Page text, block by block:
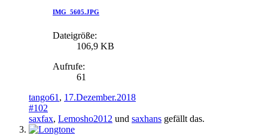
IMG_5605.JPG
Dateigröße:
106,9 KB
Aufrufe:
61
tango61 , 17.Dezember.2018
#102
saxfax, Lemosho2012 und saxhans gefällt das.